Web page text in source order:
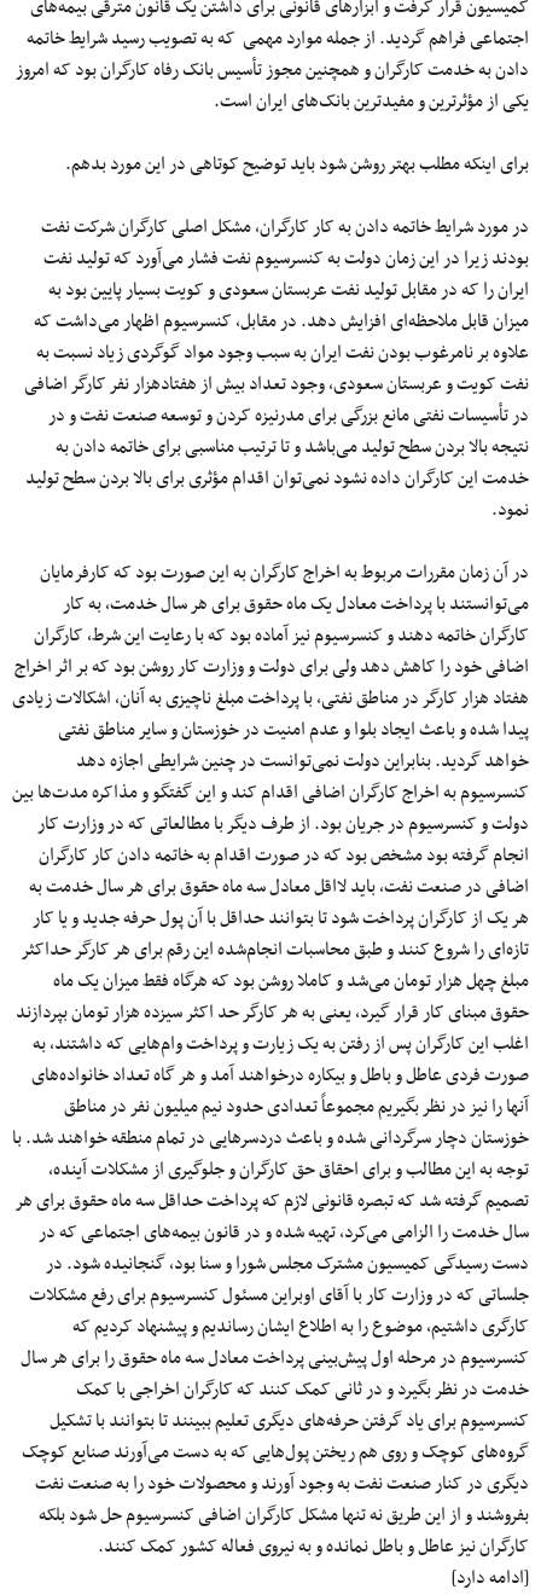
کمیسیون قرار گرفت و ابزارهای قانونی برای داشتن یک قانون مترقی بیمه‌های
اجتماعی فراهم گردید. از جمله موارد مهمی که به تصویب رسید شرایط خاتمه
دادن به خدمت کارگران و همچنین مجوز تأسیس بانک رفاه کارگران بود که امروز
یکی از مؤثرترین و مفیدترین بانک‌های ایران است.
برای اینکه مطلب بهتر روشن شود باید توضیح کوتاهی در این مورد بدهم.
در مورد شرایط خاتمه دادن به کار کارگران، مشکل اصلی کارگران شرکت نفت
بودند زیرا در این زمان دولت به کنسرسیوم نفت فشار می‌آورد که تولید نفت
ایران را که در مقابل تولید نفت عربستان سعودی و کویت بسیار پایین بود به
میزان قابل ملاحظه‌ای افزایش دهد. در مقابل، کنسرسیوم اظهار می‌داشت که
علاوه بر نامرغوب بودن نفت ایران به سبب وجود مواد گوگردی زیاد نسبت به
نفت کویت و عربستان سعودی، وجود تعداد بیش از هفتادهزار نفر کارگر اضافی
در تأسیسات نفتی مانع بزرگی برای مدرنیزه کردن و توسعه صنعت نفت و در
نتیجه بالا بردن سطح تولید می‌باشد و تا ترتیب مناسبی برای خاتمه دادن به
خدمت این کارگران داده نشود نمی‌توان اقدام مؤثری برای بالا بردن سطح تولید
نمود.
در آن زمان مقررات مربوط به اخراج کارگران به این صورت بود که کارفرمایان
می‌توانستند با پرداخت معادل یک ماه حقوق برای هر سال خدمت، به کار
کارگران خاتمه دهند و کنسرسیوم نیز آماده بود که با رعایت این شرط، کارگران
اضافی خود را کاهش دهد ولی برای دولت و وزارت کار روشن بود که بر اثر اخراج
هفتاد هزار کارگر در مناطق نفتی، با پرداخت مبلغ ناچیزی به آنان، اشکالات زیادی
پیدا شده و باعث ایجاد بلوا و عدم امنیت در خوزستان و سایر مناطق نفتی
خواهد گردید. بنابراین دولت نمی‌توانست در چنین شرایطی اجازه دهد
کنسرسیوم به اخراج کارگران اضافی اقدام کند و این گفتگو و مذاکره مدت‌ها بین
دولت و کنسرسیوم در جریان بود. از طرف دیگر با مطالعاتی که در وزارت کار
انجام گرفته بود مشخص بود که در صورت اقدام به خاتمه دادن کار کارگران
اضافی در صنعت نفت، باید لااقل معادل سه ماه حقوق برای هر سال خدمت به
هر یک از کارگران پرداخت شود تا بتوانند حداقل با آن پول حرفه جدید و یا کار
تازه‌ای را شروع کنند و طبق محاسبات انجام‌شده این رقم برای هر کارگر حداکثر
مبلغ چهل هزار تومان می‌شد و کاملا روشن بود که هرگاه فقط میزان یک ماه
حقوق مبنای کار قرار گیرد، یعنی به هر کارگر حد اکثر سیزده هزار تومان بپردازند
اغلب این کارگران پس از رفتن به یک زیارت و پرداخت وام‌هایی که داشتند، به
صورت فردی عاطل و باطل و بیکاره درخواهند آمد و هر گاه تعداد خانواده‌های
آنها را نیز در نظر بگیریم مجموعاً تعدادی حدود نیم میلیون نفر در مناطق
خوزستان دچار سرگردانی شده و باعث دردسرهایی در تمام منطقه خواهند شد. با
توجه به این مطالب و برای احقاق حق کارگران و جلوگیری از مشکلات آینده،
تصمیم گرفته شد که تبصره قانونی لازم که پرداخت حداقل سه ماه حقوق برای هر
سال خدمت را الزامی می‌کرد، تهیه شده و در قانون بیمه‌های اجتماعی که در
دست رسیدگی کمیسیون مشترک مجلس شورا و سنا بود، گنجانیده شود. در
جلساتی که در وزارت کار با آقای اوبراین مسئول کنسرسیوم برای رفع مشکلات
کارگری داشتیم، موضوع را به اطلاع ایشان رساندیم و پیشنهاد کردیم که
کنسرسیوم در مرحله اول پیش‌بینی پرداخت معادل سه ماه حقوق را برای هر سال
خدمت در نظر بگیرد و در ثانی کمک کنند که کارگران اخراجی با کمک
کنسرسیوم برای یاد گرفتن حرفه‌های دیگری تعلیم ببینند تا بتوانند با تشکیل
گروه‌های کوچک و روی هم ریختن پول‌هایی که به دست می‌آورند صنایع کوچک
دیگری در کنار صنعت نفت به وجود آورند و محصولات خود را به صنعت نفت
بفروشند و از این طریق نه تنها مشکل کارگران اضافی کنسرسیوم حل شود بلکه
کارگران نیز عاطل و باطل نمانده و به نیروی فعاله کشور کمک کنند.
[ادامه دارد]